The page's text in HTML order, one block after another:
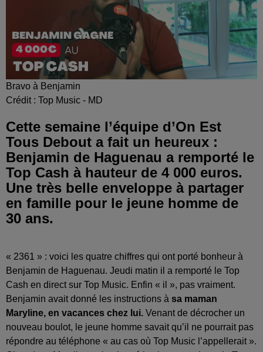
Bravo à Benjamin
Crédit : Top Music - MD
Cette semaine l’équipe d’On Est
Tous Debout a fait un heureux :
Benjamin de Haguenau a remporté le
Top Cash à hauteur de 4 000 euros.
Une très belle enveloppe à partager
en famille pour le jeune homme de
30 ans.
« 2361 » : voici les quatre chiffres qui ont porté bonheur à
Benjamin de Haguenau. Jeudi matin il a remporté le Top
Cash en direct sur Top Music. Enfin « il », pas vraiment.
Benjamin avait donné les instructions à sa maman
Maryline, en vacances chez lui. Venant de décrocher un
nouveau boulot, le jeune homme savait qu’il ne pourrait pas
répondre au téléphone « au cas où Top Music l’appellerait ».